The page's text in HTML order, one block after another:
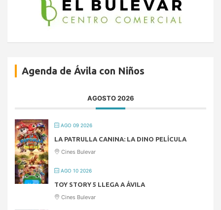
Agenda de Ávila con Niños
AGOSTO 2026
AGO 09 2026
LA PATRULLA CANINA: LA DINO PELÍCULA
Cines Bulevar
AGO 10 2026
TOY STORY 5 LLEGA A ÁVILA
Cines Bulevar